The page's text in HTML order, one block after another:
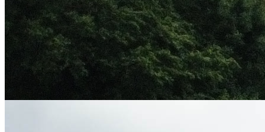
Installation d’ombrières photovoltaïques au siège social du SIED 70
mardi 7 juillet 2026
INSTALLATION D’OMBRIÈRES PHOTOVOLTAÏQUES AU
SIÈGE SOCIAL DU SIED 70 DANS UNE LOGIQUE DE
RENFORCEMENT DE SON AUTONOMIE ÉNERGÉTIQUE
ET DE MAÎTRISE DE SES DÉPENSES, LE SIED 70 A